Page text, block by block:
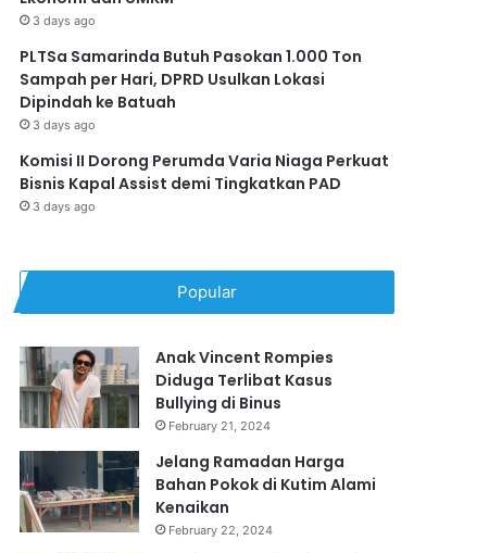
3 days ago
PLTSa Samarinda Butuh Pasokan 1.000 Ton
Sampah per Hari, DPRD Usulkan Lokasi
Dipindah ke Batuah
3 days ago
Komisi II Dorong Perumda Varia Niaga Perkuat
Bisnis Kapal Assist demi Tingkatkan PAD
3 days ago
Popular
Anak Vincent Rompies
Diduga Terlibat Kasus
Bullying di Binus
February 21, 2024
Jelang Ramadan Harga
Bahan Pokok di Kutim Alami
Kenaikan
February 22, 2024